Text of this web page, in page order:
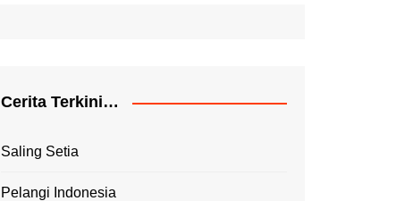
Cerita Terkini…
Saling Setia
Pelangi Indonesia